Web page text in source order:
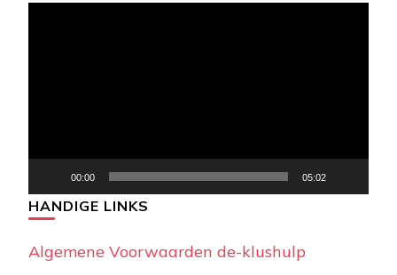
00:00 05:02
HANDIGE LINKS
Algemene Voorwaarden de-klushulp